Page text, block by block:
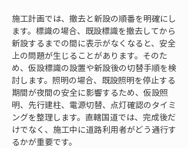
施工計画では、撤去と新設の順番を明確にし
ます。標識の場合、既設標識を撤去してから
新設するまでの間に表示がなくなると、安全
上の問題が生じることがあります。そのた
め、仮設標識の設置や新設後の切替手順を検
討します。照明の場合、既設照明を停止する
期間が夜間の安全に影響するため、仮設照
明、先行建柱、電源切替、点灯確認のタイミ
ングを整理します。直轄国道では、完成後だ
けでなく、施工中に道路利用者がどう通行す
るかが重要です。